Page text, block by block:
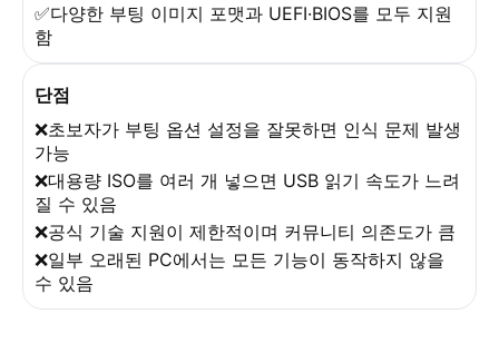
✅다양한 부팅 이미지 포맷과 UEFI·BIOS를 모두 지원
함
단점
❌초보자가 부팅 옵션 설정을 잘못하면 인식 문제 발생
가능
❌대용량 ISO를 여러 개 넣으면 USB 읽기 속도가 느려
질 수 있음
❌공식 기술 지원이 제한적이며 커뮤니티 의존도가 큼
❌일부 오래된 PC에서는 모든 기능이 동작하지 않을
수 있음